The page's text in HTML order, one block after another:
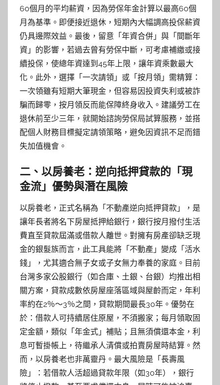
60個月的平均薪資，因為勞保年金計算以最高60個
月為基準。即便接近退休，短期內大幅調高投保薪資
仍具邊際效益。最後，留意「年資合併」與「間斷年
資」的影響，若過去曾有勞保中斷，可考慮補繳或接
續投保，使總年資達到45年上限，讓年資乘數最大
化。此外，選擇「一次請領」或「按月領」需精算：
一次領雖有短期大筆現金，但容易因投資失利或被詐
騙而歸零，按月領反而能保障終身收入。建議勞工在
退休前至少三年，就開始諮詢勞保局試算服務，並搭
配個人財務目標擬定請領策略，避免因資訊不足而錯
失加值機會。
二、以房養老：逆向抵押貸款的「現
金流」優勢與潛在風險
以房養老，正式名稱為「不動產逆向抵押貸款」，是
讓年長者將名下房屋抵押給銀行，銀行按月撥付生活
費直至貸款屆滿或借款人離世。對擁有房產卻缺乏現
金的銀髮族而言，此工具能將「不動產」變成「活水
錢」，尤其適合無子女或子女無力奉養的家庭。目前
台灣多家公股銀行（如合庫、土銀、台銀）均推出相
關方案，貸款成數依房屋座落區域與屋齡而定，年利
率約在2％～3％之間，貸款期間最長30年。優勢在
於：借款人可持續居住原屋，不須搬家；每月領取固
定金額，類似「年金式」補貼；且無須償還本金，利
息可暫掛帳上，待繼承人清償或拍賣房屋時結算。然
而，以房養老也非萬靈丹。最大風險是「長壽風
險」：若借款人活超過貸款年限（如30年），銀行